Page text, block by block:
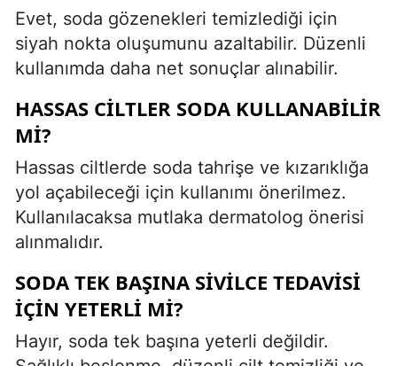
Evet, soda gözenekleri temizlediği için
siyah nokta oluşumunu azaltabilir. Düzenli
kullanımda daha net sonuçlar alınabilir.
HASSAS CILTLER SODA KULLANABILIR
MI?
Hassas ciltlerde soda tahrişe ve kızarıklığa
yol açabileceği için kullanımı önerilmez.
Kullanılacaksa mutlaka dermatolog önerisi
alınmalıdır.
SODA TEK BAŞINA SIVILCE TEDAVISI
IÇIN YETERLI MI?
Hayır, soda tek başına yeterli değildir.